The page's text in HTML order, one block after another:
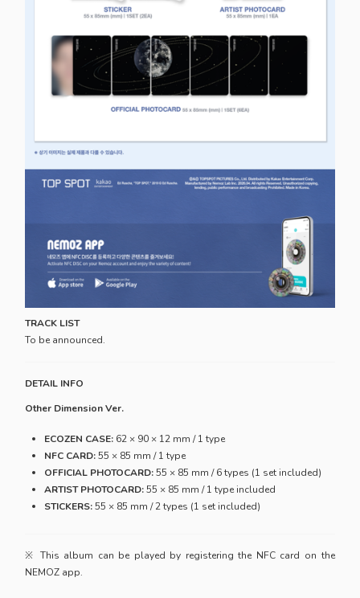
TRACK LIST
To be announced.
DETAIL INFO
Other Dimension Ver.
ECOZEN CASE: 62 × 90 × 12 mm / 1 type
NFC CARD:55 × 85 mm / 1 type
OFFICIAL PHOTOCARD:55 × 85 mm / 6 types (1 set included)
ARTIST PHOTOCARD:55 × 85 mm / 1 type included
STICKERS:55 × 85 mm / 2 types (1 set included)
※ This album can be played by registering the NFC card on the
NEMOZ app.